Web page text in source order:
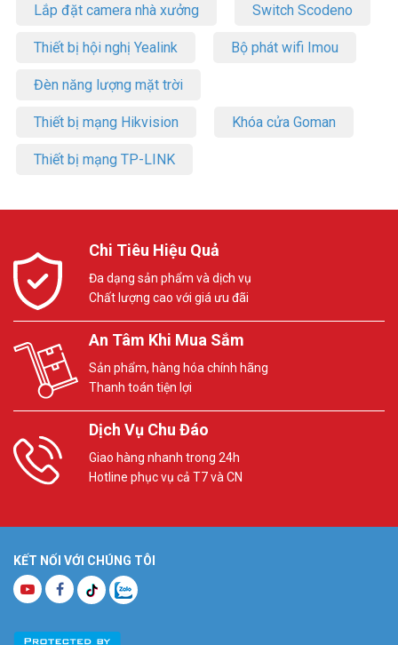
Lắp đặt camera nhà xưởng Switch Scodeno
Thiết bị hội nghị Yealink Bộ phát wifi Imou
Đèn năng lượng mặt trời
Thiết bị mạng Hikvision Khóa cửa Goman
Thiết bị mạng TP-LINK
Chi Tiêu Hiệu Quả
Đa dạng sản phẩm và dịch vụ
Chất lượng cao với giá ưu đãi
An Tâm Khi Mua Sắm
Sản phẩm, hàng hóa chính hãng
Thanh toán tiện lợi
Dịch Vụ Chu Đáo
Giao hàng nhanh trong 24h
Hotline phục vụ cả T7 và CN
KẾT NỐI VỚI CHÚNG TÔI